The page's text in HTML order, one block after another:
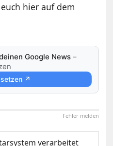
hier auf dem
Google News –
setzen ↗
Fehler melden
verarbeitet